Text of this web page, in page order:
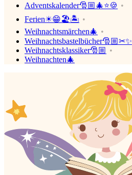
Adventskalender🎅🏼🎄⭐🍪
Ferien☀😁🏖🏝
Weihnachtsmärchen🎄
Weihnachtsbastelbücher🎅🏼✂✨
Weihnachtsklassiker🎅🏼
Weihnachten🎄